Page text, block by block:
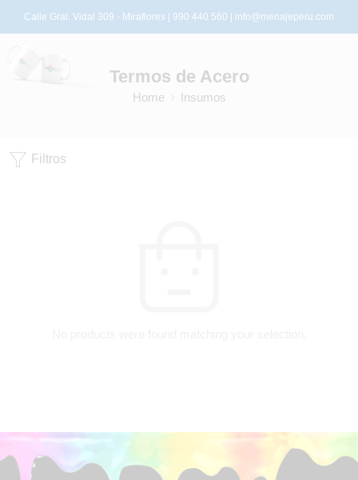
Calle Gral. Vidal 309 - Miraflores | 990 440 560 | info@menajeperu.com
Termos de Acero
Home Insumos
Filtros